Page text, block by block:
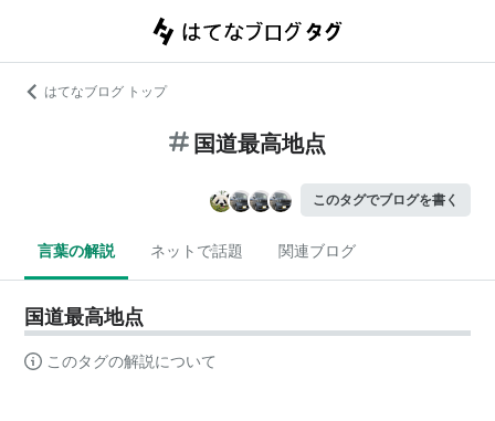
はてなブログ トップ
国道最高地点
このタグでブログを書く
言葉の解説 ネットで話題 関連ブログ
国道最高地点
このタグの解説について